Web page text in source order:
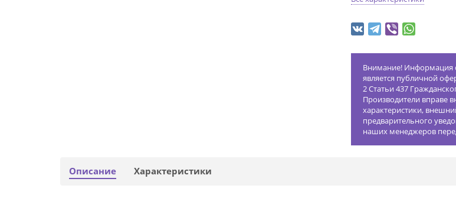
Внимание! Информация
является публичной
2 Статьи 437
Производители вправе
характеристики,
предварительного
наших менеджеров
Описание Характеристики